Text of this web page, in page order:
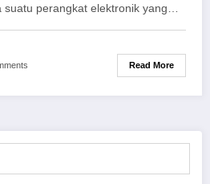
suatu perangkat elektronik yang…
Read More